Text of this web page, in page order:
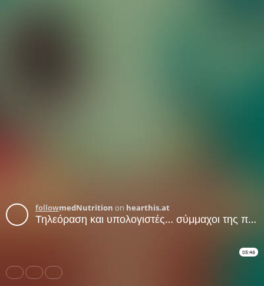
followmedNutrition on hearthis.at
Τηλεόραση και υπολογιστές… σύμμαχοι της παιδικής παχυσαρκίας
05:46
Share